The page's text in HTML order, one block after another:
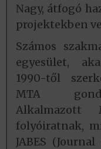
Nagy, átfogó
projektekben
Számos
egyesület,
1990-től
MTA
Alkalmazott
folyóiratnak,
JABES